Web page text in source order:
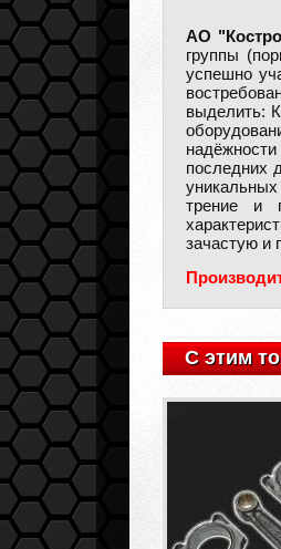
АО
группы
успешно
выделить:
последних
трение и
зачастую и
С этим